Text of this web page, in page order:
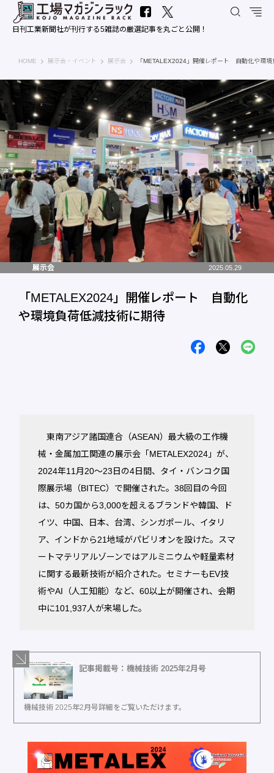
日刊工業新聞社が刊行する5雑誌の厳選記事を丸ごと公開！
HOME 工場マガジンラック｜日刊工業新聞社
展示会・イベント 展示会 「METALEX2024」開催レポート 自動化や環境
展示会 2025.05.29
「METALEX2024」開催レポート 自動化
や環境負荷低減技術に期待
東南アジア諸国連合（ASEAN）最大級の工作機
械・金属加工関連の展示会「METALEX2024」が、
2024年11月20～23日の4日間、タイ・バンコク国
際展示場（BITEC）で開催された。38回目の今回
は、50カ国から3,000を超えるブランドや韓国、ド
イツ、中国、日本、台湾、シンガポール、イタリ
ア、インドから21地域がパビリオンを設けた。スマ
ートマテリアルゾーンではアルミニウムや軽量素材
に関する最新技術が紹介された。セミナーもEV技
術やAI（人工知能）など、60以上が開催され、会期
中に101,937人が来場した。
記事掲載号：機械技術 2025年2月号
機械技術 2025年2月号詳細をご覧いただけます。